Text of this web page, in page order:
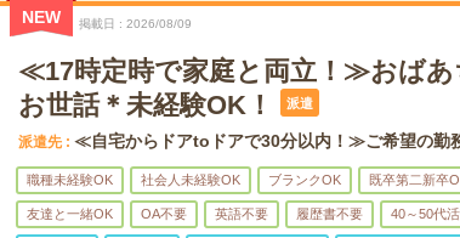
NEW 掲載日 2026/08/09
≪17時定時で家庭と両立！≫おばあ
お世話＊未経験OK！
派遣
派遣先 ≪自宅からドアtoドアで30分以内！≫ご希望の勤
職種未経験OK 社会人未経験OK ブランクOK 既卒第二新卒
友達と一緒OK OA不要 英語不要 履歴書不要 40～50代